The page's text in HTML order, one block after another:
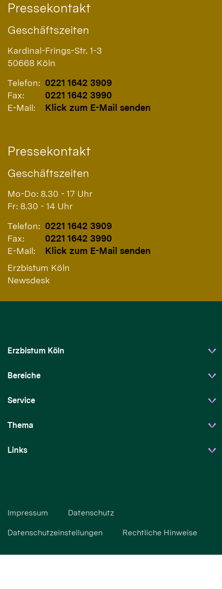
Pressekontakt
Geschäftszeiten
Kardinal-Frings-Str. 1-3
50668 Köln
Telefon: 0221 1642 3909
Fax:
0221 1642 3990
E-Mail:
Klick zum E-Mail senden
Pressekontakt
Geschäftszeiten
Mo-Do: 8.30 - 17 Uhr
Fr: 8.30 - 14 Uhr
Telefon: 0221 1642 3909
Fax:
0221 1642 3990
E-Mail:
Klick zum E-Mail senden
Erzbistum Köln
Newsdesk
Erzbistum Köln
Bereiche
Service
Thema
Links
Impressum Datenschutz
Datenschutzeinstellungen Rechtliche Hinweise